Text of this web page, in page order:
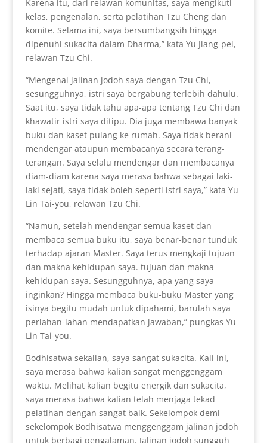
Karena itu, dari relawan komunitas, saya mengikuti
kelas, pengenalan, serta pelatihan Tzu Cheng dan
komite. Selama ini, saya bersumbangsih hingga
dipenuhi sukacita dalam Dharma,” kata Yu Jiang-pei,
relawan Tzu Chi.
“Mengenai jalinan jodoh saya dengan Tzu Chi,
sesungguhnya, istri saya bergabung terlebih dahulu.
Saat itu, saya tidak tahu apa-apa tentang Tzu Chi dan
khawatir istri saya ditipu. Dia juga membawa banyak
buku dan kaset pulang ke rumah. Saya tidak berani
mendengar ataupun membacanya secara terang-
terangan. Saya selalu mendengar dan membacanya
diam-diam karena saya merasa bahwa sebagai laki-
laki sejati, saya tidak boleh seperti istri saya,” kata Yu
Lin Tai-you, relawan Tzu Chi.
“Namun, setelah mendengar semua kaset dan
membaca semua buku itu, saya benar-benar tunduk
terhadap ajaran Master. Saya terus mengkaji tujuan
dan makna kehidupan saya. tujuan dan makna
kehidupan saya. Sesungguhnya, apa yang saya
inginkan? Hingga membaca buku-buku Master yang
isinya begitu mudah untuk dipahami, barulah saya
perlahan-lahan mendapatkan jawaban,” pungkas Yu
Lin Tai-you.
Bodhisatwa sekalian, saya sangat sukacita. Kali ini,
saya merasa bahwa kalian sangat menggenggam
waktu. Melihat kalian begitu energik dan sukacita,
saya merasa bahwa kalian telah menjaga tekad
pelatihan dengan sangat baik. Sekelompok demi
sekelompok Bodhisatwa menggenggam jalinan jodoh
untuk berbagi pengalaman. Jalinan jodoh sungguh